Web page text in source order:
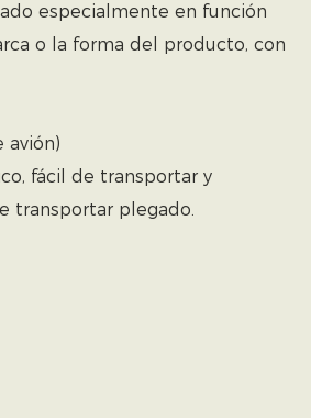
especialmente en función
o la forma del producto, con
avión)
fácil de transportar y
transportar plegado.